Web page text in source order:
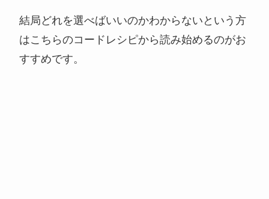
結局どれを選べばいいのかわからないという方
はこちらのコードレシピから読み始めるのがお
すすめです。